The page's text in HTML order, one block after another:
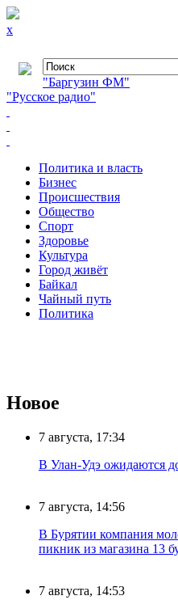
x
"Баргузин ФМ"
"Русское радио"
Политика и власть
Бизнес
Происшествия
Общество
Cпорт
Здоровье
Культура
Город живёт
Байкал
Чайный путь
Политика
Новое
7 августа, 17:34
В Улан-Удэ ожидаются
7 августа, 14:56
В Бурятии компания
пикник из магазина 13
7 августа, 14:53